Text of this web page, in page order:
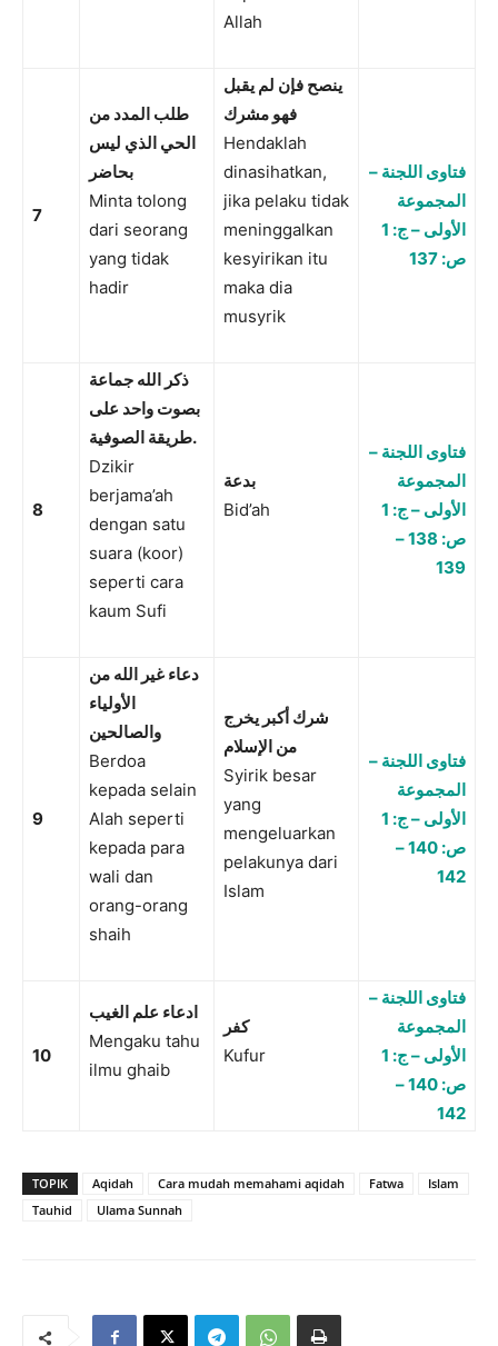
Allah
7
طلب المدد من
الحي الذي ليس
بحاضر
Minta tolong
dari seorang
yang tidak
hadir
ينصح فإن لم يقبل
فهو مشرك
Hendaklah
dinasihatkan,
jika pelaku tidak
meninggalkan
kesyirikan itu
maka dia
musyrik
فتاوى اللجنة –
المجموعة
الأولى – ج: 1
ص: 137
8
ذكر الله جماعة
بصوت واحد على
طريقة الصوفية.
Dzikir
berjama’ah
dengan satu
suara (koor)
seperti cara
kaum Sufi
بدعة
Bid’ah
فتاوى اللجنة –
المجموعة
الأولى – ج: 1
ص: 138 –
139
9
دعاء غير الله من
الأولياء
والصالحين
Berdoa
kepada selain
Alah seperti
kepada para
wali dan
orang-orang
shaih
شرك أكبر يخرج
من الإسلام
Syirik besar
yang
mengeluarkan
pelakunya dari
Islam
فتاوى اللجنة –
المجموعة
الأولى – ج: 1
ص: 140 –
142
10
ادعاء علم الغيب
Mengaku tahu
ilmu ghaib
كفر
Kufur
فتاوى اللجنة –
المجموعة
الأولى – ج: 1
ص: 140 –
142
TOPIK Aqidah Cara mudah memahami aqidah Fatwa
Islam
Tauhid
Ulama Sunnah